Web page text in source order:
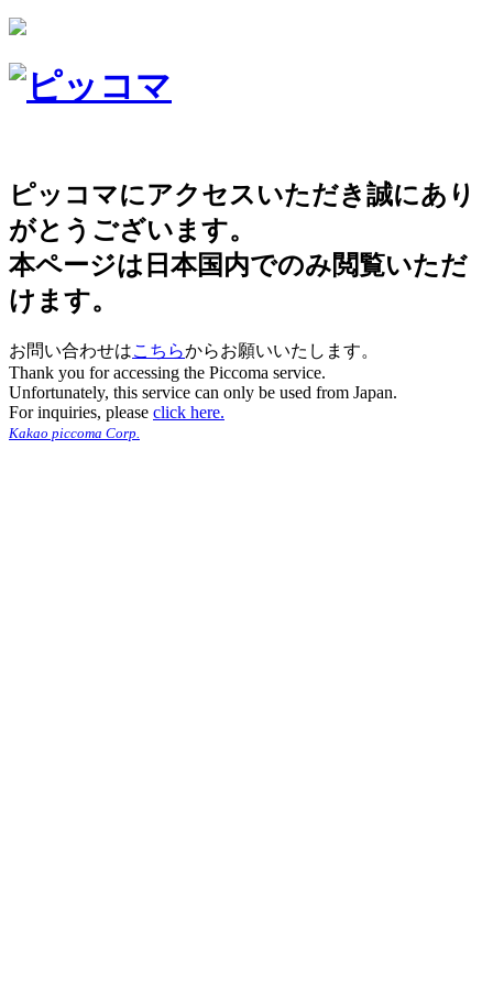
ピッコマにアクセスいただき誠にあり
がとうございます。
本ページは日本国内でのみ閲覧いただ
けます。
お問い合わせはこちらからお願いいたします。
Thank you for accessing the Piccoma service.
Unfortunately, this service can only be used from Japan.
For inquiries, please click here.
Kakao piccoma Corp.